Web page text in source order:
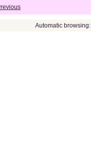
Automatic browsing: